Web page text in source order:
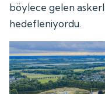
böylece gelen
hedefleniyordu.